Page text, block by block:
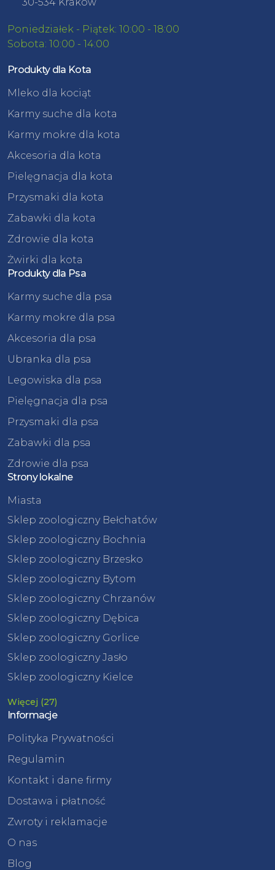
Poniedziałek - Piątek: 10:00 - 18:00
Sobota: 10:00 - 14:00
Produkty dla Kota
Mleko dla kociąt
Karmy suche dla kota
Karmy mokre dla kota
Akcesoria dla kota
Pielęgnacja dla kota
Przysmaki dla kota
Zabawki dla kota
Zdrowie dla kota
Żwirki dla kota
Produkty dla Psa
Karmy suche dla psa
Karmy mokre dla psa
Akcesoria dla psa
Ubranka dla psa
Legowiska dla psa
Pielęgnacja dla psa
Przysmaki dla psa
Zabawki dla psa
Zdrowie dla psa
Strony lokalne
Miasta
Sklep zoologiczny Bełchatów
Sklep zoologiczny Bochnia
Sklep zoologiczny Brzesko
Sklep zoologiczny Bytom
Sklep zoologiczny Chrzanów
Sklep zoologiczny Dębica
Sklep zoologiczny Gorlice
Sklep zoologiczny Jasło
Sklep zoologiczny Kielce
Więcej (27)
Informacje
Polityka Prywatności
Regulamin
Kontakt i dane firmy
Dostawa i płatność
Zwroty i reklamacje
O nas
Blog